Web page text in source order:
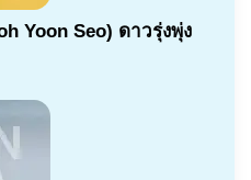
Yoon Seo) ดาวรุ่งพุ่ง